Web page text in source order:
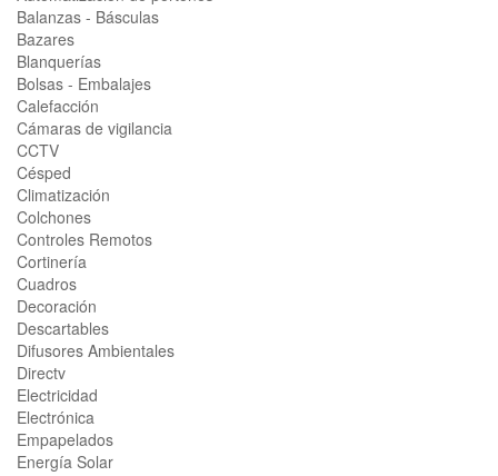
Balanzas - Básculas
Bazares
Blanquerías
Bolsas - Embalajes
Calefacción
Cámaras de vigilancia
CCTV
Césped
Climatización
Colchones
Controles Remotos
Cortinería
Cuadros
Decoración
Descartables
Difusores Ambientales
Directv
Electricidad
Electrónica
Empapelados
Energía Solar